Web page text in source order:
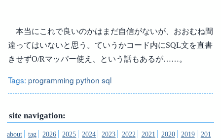
本当にこれで良いのかはまだ自信がないが、おおむね間
違ってはいないと思う。ていうかコード内にSQL文を直書
きせずO/Rマッパー使え、という話もあるが……。
Tags: programming python sql
site navigation:
about tag 2026 2025 2024 2023 2022 2021 2020 2019
201